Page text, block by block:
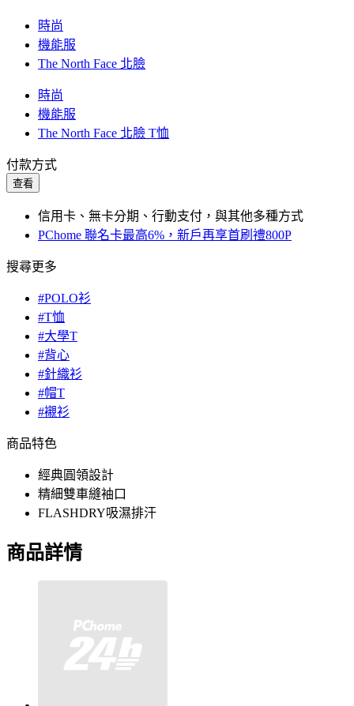
時尚
機能服
The North Face 北臉
時尚
機能服
The North Face 北臉 T恤
付款方式
查看
信用卡、無卡分期、行動支付，與其他多種方式
PChome 聯名卡最高6%，新戶再享首刷禮800P
搜尋更多
#POLO衫
#T恤
#大學T
#背心
#針織衫
#帽T
#襯衫
商品特色
經典圓領設計
精細雙車縫袖口
FLASHDRY吸濕排汗
商品詳情